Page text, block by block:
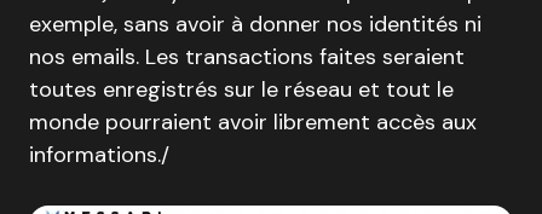
exemple, sans avoir à donner nos identités ni
nos emails. Les transactions faites seraient
toutes enregistrés sur le réseau et tout le
monde pourraient avoir librement accès aux
informations./